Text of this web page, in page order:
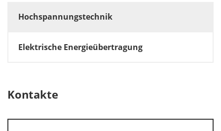
Hochspannungstechnik
Elektrische Energieübertragung
Kontakte